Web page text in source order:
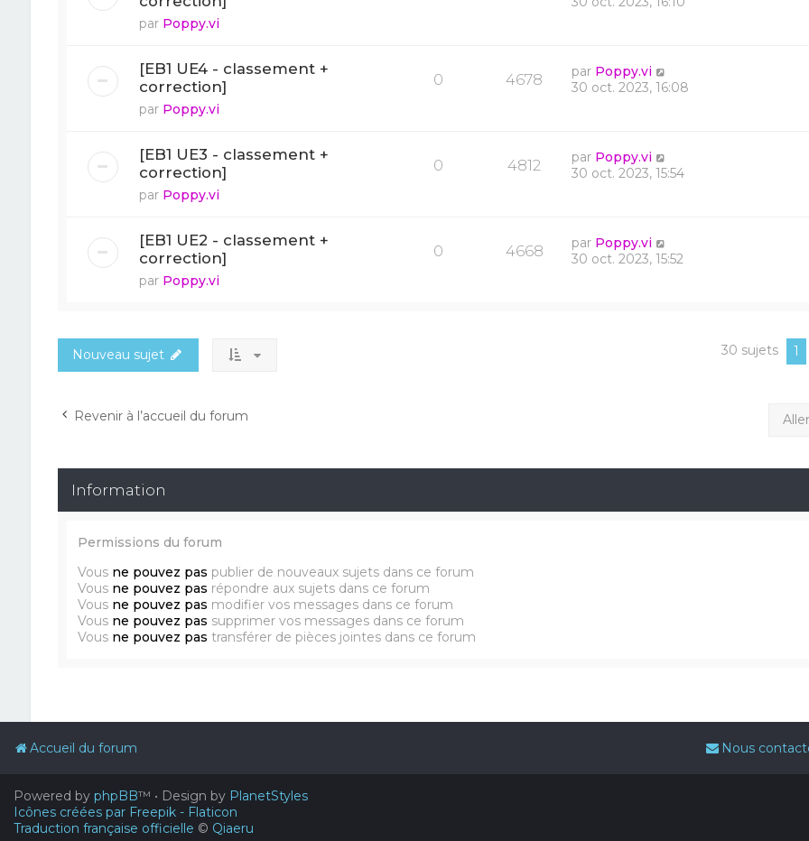
par Poppy.vi
[EB1 UE4 - classement +
correction]
par Poppy.vi
0 4678 par Poppy.vi
30 oct. 2023, 16:08
[EB1 UE3 - classement +
correction]
par Poppy.vi
0 4812 par Poppy.vi
30 oct. 2023, 15:54
[EB1 UE2 - classement +
correction]
par Poppy.vi
0 4668 par Poppy.vi
30 oct. 2023, 15:52
Nouveau sujet 30 sujets 1
Revenir à l’accueil du forum Aller
Information
Permissions du forum
Vous ne pouvez pas publier de nouveaux sujets dans ce forum
Vous ne pouvez pas répondre aux sujets dans ce forum
Vous ne pouvez pas modifier vos messages dans ce forum
Vous ne pouvez pas supprimer vos messages dans ce forum
Vous ne pouvez pas transférer de pièces jointes dans ce forum
Accueil du forum Nous
Powered by phpBB™ • Design by PlanetStyles
Icônes créées par Freepik - Flaticon
Traduction française officielle © Qiaeru